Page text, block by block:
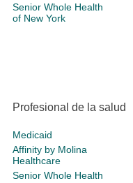
Senior Whole Health
of New York
Profesional de la salud
Medicaid
Affinity by Molina
Healthcare
Senior Whole Health